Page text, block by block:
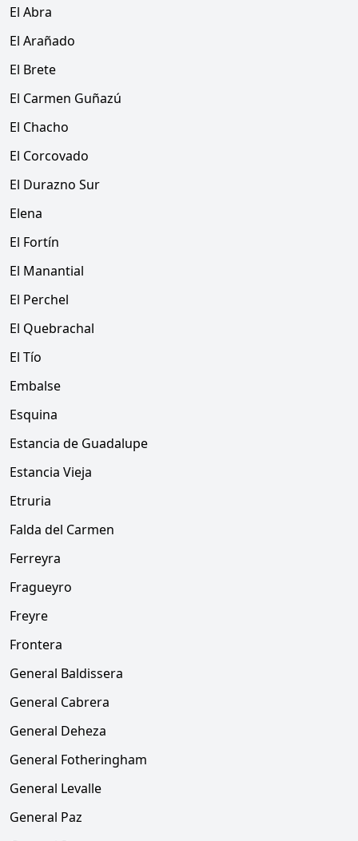
El Abra
El Arañado
El Brete
El Carmen Guñazú
El Chacho
El Corcovado
El Durazno Sur
Elena
El Fortín
El Manantial
El Perchel
El Quebrachal
El Tío
Embalse
Esquina
Estancia de Guadalupe
Estancia Vieja
Etruria
Falda del Carmen
Ferreyra
Fragueyro
Freyre
Frontera
General Baldissera
General Cabrera
General Deheza
General Fotheringham
General Levalle
General Paz